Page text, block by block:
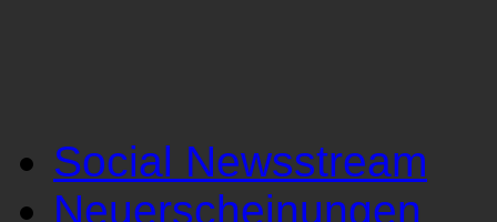
Social Newsstream
Neuerscheinungen